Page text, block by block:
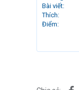
Bài viết
Thích
Điểm